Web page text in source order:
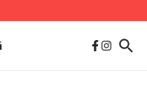
del Agua Luis Buñuel: tu oasis
Ruido de Zaragoza 2025-
y Objetivos